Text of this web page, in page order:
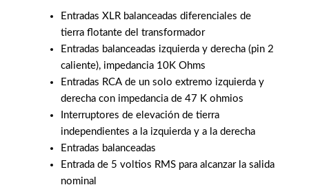
Entradas XLR balanceadas diferenciales de
tierra flotante del transformador
Entradas balanceadas izquierda y derecha (pin 2
caliente), impedancia 10K Ohms
Entradas RCA de un solo extremo izquierda y
derecha con impedancia de 47 K ohmios
Interruptores de elevación de tierra
independientes a la izquierda y a la derecha
Entradas balanceadas
Entrada de 5 voltios RMS para alcanzar la salida
nominal